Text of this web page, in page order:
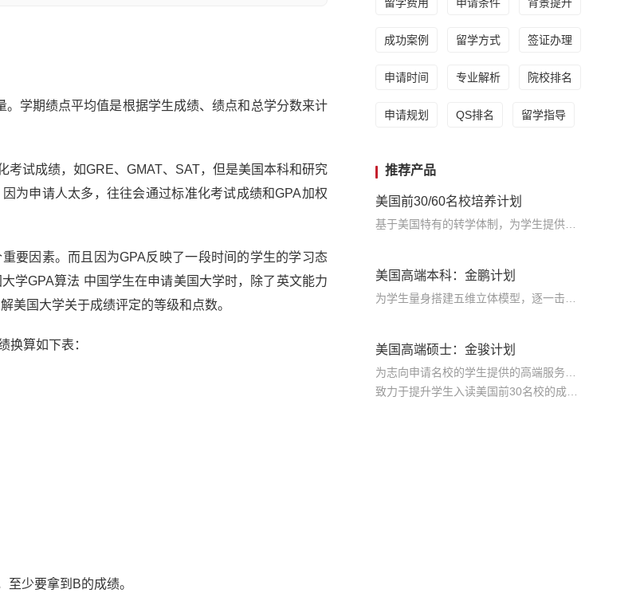
学期绩点平均值是根据学生成绩、绩点和总学分数来计
试成绩，如GRE、GMAT、SAT，但是美国本科和研究
为申请人太多，往往会通过标准化考试成绩和GPA加权
要因素。而且因为GPA反映了一段时间的学生的学习态
学GPA算法 中国学生在申请美国大学时，除了英文能力
美国大学关于成绩评定的等级和点数。
换算如下表：
至少要拿到B的成绩。
成功案例 留学方式 签证办理
申请时间 专业解析 院校排名
申请规划 QS排名 留学指导
推荐产品
美国前30/60名校培养计划
美国高端本科：金鹏计划
美国高端硕士：金骏计划